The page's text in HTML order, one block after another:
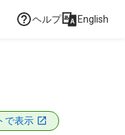
ヘルプ English
で表示